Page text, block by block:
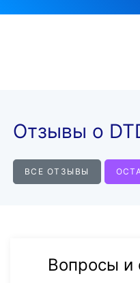
Отзывы о
ВСЕ ОТЗЫВЫ
Вопросы и